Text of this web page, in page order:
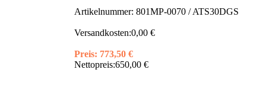
Artikelnummer: 801MP-0070 / ATS30DGS
Versandkosten:0,00 €
Preis: 773,50 €
Nettopreis:650,00 €